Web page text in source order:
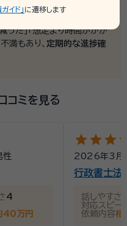
とオンラインを併用して信
った」「想定より時間がかか
満もあり、 定期的な進捗確
コミを見る
性
4
40万円
starstarstar
2026年3月
行政書士法
話しやすさ
対応スピー
依頼内容相
イド」 に遷移します